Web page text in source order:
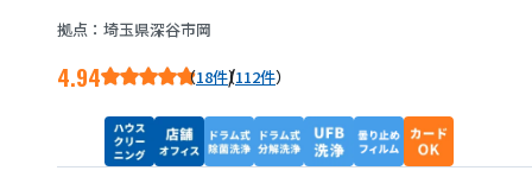
拠点：埼玉県深谷市岡
4.94 18件/112件